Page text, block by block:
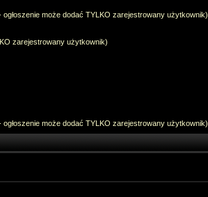
może dodać TYLKO zarejestrowany użytkownik)
zarejestrowany użytkownik)
może dodać TYLKO zarejestrowany użytkownik)